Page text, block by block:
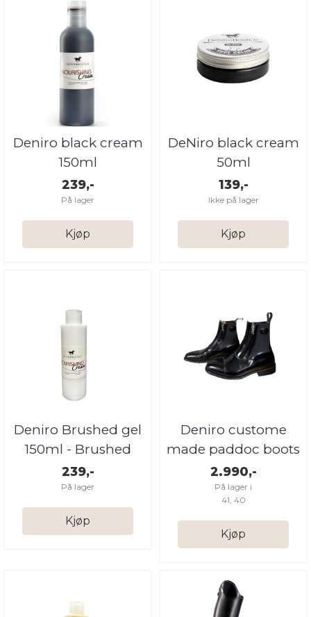
Deniro black cream
150ml
239,-
På lager
Kjøp
DeNiro black cream
50ml
139,-
Ikke på lager
Kjøp
Deniro Brushed gel
150ml - Brushed
and patent ...
239,-
På lager
Kjøp
Deniro custome
made paddoc boots
2.990,-
På lager i
41, 40
Kjøp